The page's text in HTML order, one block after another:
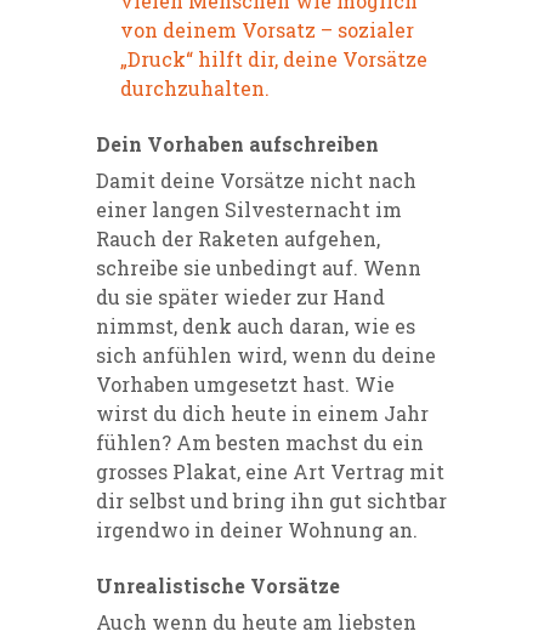
von deinem Vorsatz – sozialer
„Druck“ hilft dir, deine Vorsätze
durchzuhalten.
Dein Vorhaben aufschreiben
Damit deine Vorsätze nicht nach
einer langen Silvesternacht im
Rauch der Raketen aufgehen,
schreibe sie unbedingt auf. Wenn
du sie später wieder zur Hand
nimmst, denk auch daran, wie es
sich anfühlen wird, wenn du deine
Vorhaben umgesetzt hast. Wie
wirst du dich heute in einem Jahr
fühlen? Am besten machst du ein
grosses Plakat, eine Art Vertrag mit
dir selbst und bring ihn gut sichtbar
irgendwo in deiner Wohnung an.
Unrealistische Vorsätze
Auch wenn du heute am liebsten